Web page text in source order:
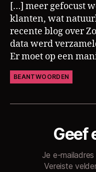
[…] meer gefocust
klanten, wat
recente blog over
data werd
Er moet op een
BEANTWOORDEN
Geef
Je e-
Vereiste